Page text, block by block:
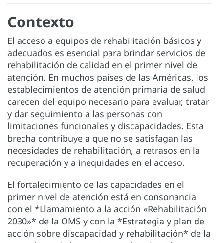
Contexto
El acceso a equipos de rehabilitación básicos y
adecuados es esencial para brindar servicios de
rehabilitación de calidad en el primer nivel de
atención. En muchos países de las Américas, los
establecimientos de atención primaria de salud
carecen del equipo necesario para evaluar, tratar
y dar seguimiento a las personas con
limitaciones funcionales y discapacidades. Esta
brecha contribuye a que no se satisfagan las
necesidades de rehabilitación, a retrasos en la
recuperación y a inequidades en el acceso.
El fortalecimiento de las capacidades en el
primer nivel de atención está en consonancia
con el *Llamamiento a la acción «Rehabilitación
2030»* de la OMS y con la *Estrategia y plan de
acción sobre discapacidad y rehabilitación* de la